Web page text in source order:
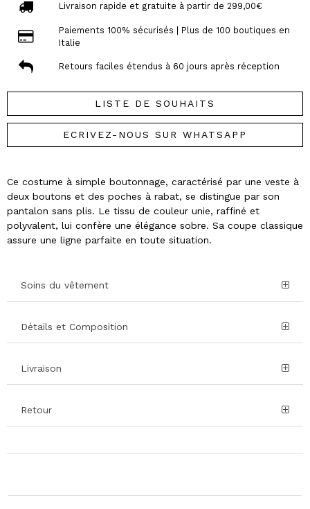
Livraison rapide et gratuite à partir de 299,00€
Paiements 100% sécurisés | Plus de 100 boutiques en
Italie
Retours faciles étendus à 60 jours après réception
LISTE DE SOUHAITS
ECRIVEZ-NOUS SUR WHATSAPP
Ce costume à simple boutonnage, caractérisé par une veste à
deux boutons et des poches à rabat, se distingue par son
pantalon sans plis. Le tissu de couleur unie, raffiné et
polyvalent, lui confère une élégance sobre. Sa coupe classique
assure une ligne parfaite en toute situation.
Soins du vêtement
Détails et Composition
Livraison
Retour